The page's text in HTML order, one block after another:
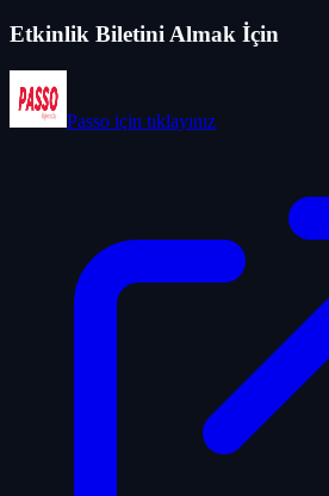
Etkinlik Biletini Almak İçin
Passo için tıklayınız